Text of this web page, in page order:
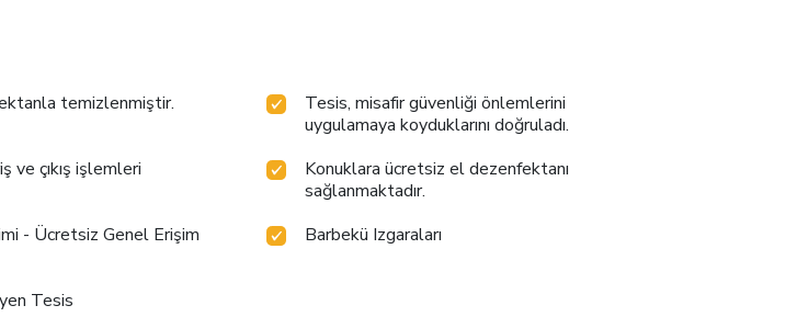
temizlenmiştir.
Tesis, misafir güvenliği önlemlerini
uygulamaya koyduklarını doğruladı.
ve çıkış işlemleri
Konuklara ücretsiz el dezenfektanı
sağlanmaktadır.
- Ücretsiz Genel Erişim Barbekü Izgaraları
Tesis